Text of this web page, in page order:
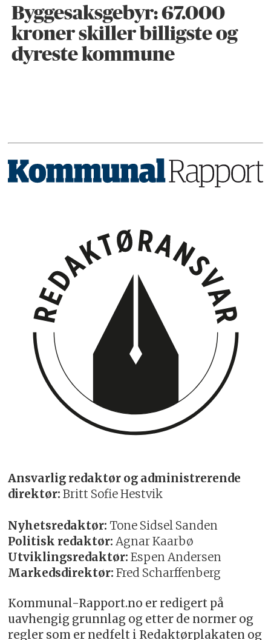
Byggesaks­gebyr: 67.000
kroner skiller billigste og
dyreste kommune
Ansvarlig redaktør og administrerende
direktør: Britt Sofie Hestvik
Nyhetsredaktør: Tone Sidsel Sanden
Politisk redaktør: Agnar Kaarbø
Utviklingsredaktør: Espen Andersen
Markedsdirektør: Fred Scharffenberg
Kommunal-Rapport.no er redigert på
uavhengig grunnlag og etter de normer og
regler som er nedfelt i Redaktørplakaten og